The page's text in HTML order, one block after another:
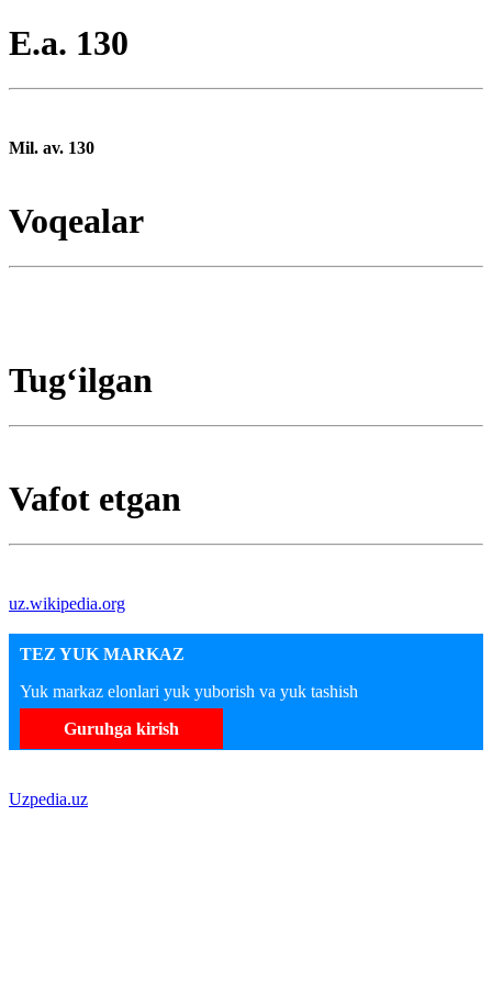
E.a. 130
Mil. av. 130
Voqealar
Tugʻilgan
Vafot etgan
uz.wikipedia.org
TEZ YUK MARKAZ
Yuk markaz elonlari yuk yuborish va yuk tashish
Guruhga kirish
Uzpedia.uz